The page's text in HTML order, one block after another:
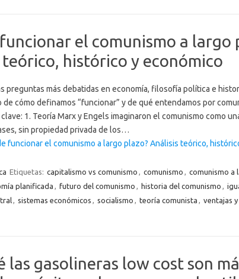
el comunismo a largo
histórico y económico
preguntas más debatidas en economía, filosofía política e
cómo definamos “funcionar” y de qué entendamos por
1. Teoría Marx y Engels imaginaron el comunismo como
sin propiedad privada de los…
funcionar el comunismo a largo plazo? Análisis teórico,
Etiquetas: capitalismo vs comunismo , comunismo , comunismo a
planificada , futuro del comunismo , historia del comunismo ,
, sistemas económicos , socialismo , teoría comunista , ventajas
las gasolineras low cost son